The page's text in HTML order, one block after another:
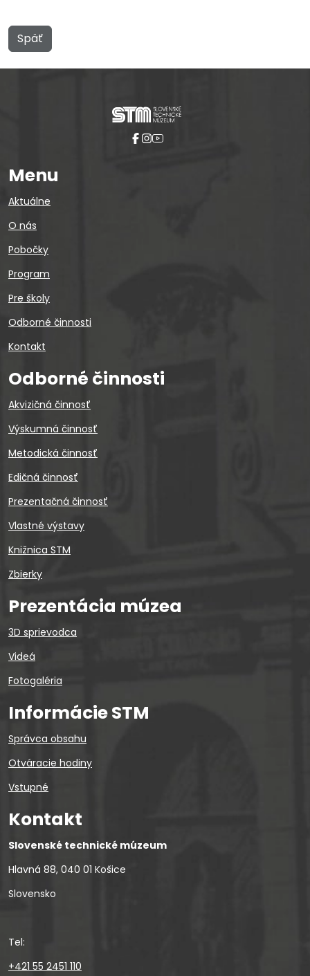
Späť
Menu
Aktuálne
O nás
Pobočky
Program
Pre školy
Odborné činnosti
Kontakt
Odborné činnosti
Akvizičná činnosť
Výskumná činnosť
Metodická činnosť
Edičná činnosť
Prezentačná činnosť
Vlastné výstavy
Knižnica STM
Zbierky
Prezentácia múzea
3D sprievodca
Videá
Fotogaléria
Informácie STM
Správca obsahu
Otváracie hodiny
Vstupné
Kontakt
Slovenské technické múzeum
Hlavná 88, 040 01 Košice
Slovensko
Tel:
+421 55 2451 110